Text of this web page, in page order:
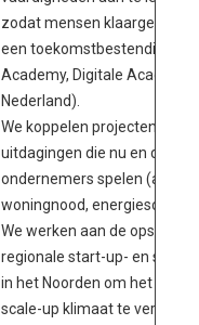
zodat mensen
een toekomstbestendige
Academy, Digitale
Nederland).
We koppelen projecten en
uitdagingen die nu en de
ondernemers spelen
woningnood,
We werken aan de
regionale start-up- en
in het Noorden om het
scale-up klimaat te